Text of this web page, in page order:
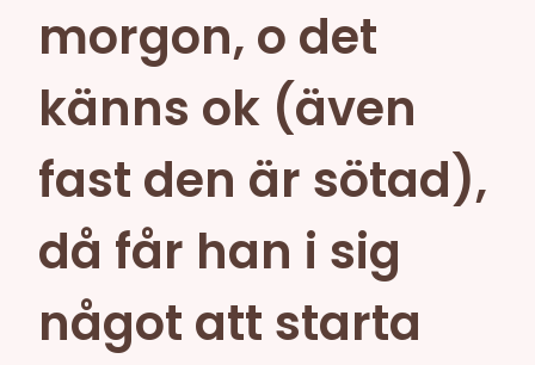
morgon, o det
känns ok (även
fast den är sötad),
då får han i sig
något att starta